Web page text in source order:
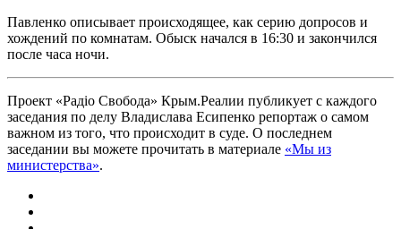
Павленко описывает происходящее, как серию допросов и
хождений по комнатам. Обыск начался в 16:30 и закончился
после часа ночи.
Проект «Радіо Свобода» Крым.Реалии публикует с каждого
заседания по делу Владислава Есипенко репортаж о самом
важном из того, что происходит в суде. О последнем
заседании вы можете прочитать в материале «Мы из
министерства».